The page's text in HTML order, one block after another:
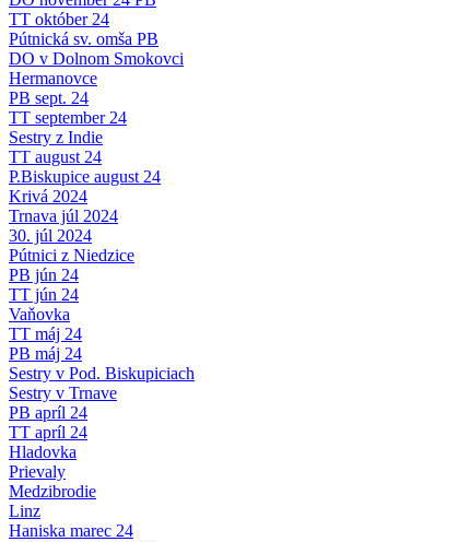
TT október 24
Pútnická sv. omša PB
DO v Dolnom Smokovci
Hermanovce
PB sept. 24
TT september 24
Sestry z Indie
TT august 24
P.Biskupice august 24
Krivá 2024
Trnava júl 2024
30. júl 2024
Pútnici z Niedzice
PB jún 24
TT jún 24
Vaňovka
TT máj 24
PB máj 24
Sestry v Pod. Biskupiciach
Sestry v Trnave
PB apríl 24
TT apríl 24
Hladovka
Prievaly
Medzibrodie
Linz
Haniska marec 24